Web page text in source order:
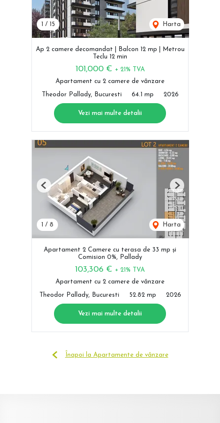
1 / 15 Harta
Ap 2 camere decomandat | Balcon 12 mp | Metrou
Teclu 12 min
101,000 € + 21% TVA
Apartament cu 2 camere de vânzare
Theodor Pallady, Bucuresti 64.1 mp 2026
Vezi mai multe detalii
1 / 8 Harta
Previous Next
Apartament 2 Camere cu terasa de 33 mp și
Comision 0%, Pallady
103,306 € + 21% TVA
Apartament cu 2 camere de vânzare
Theodor Pallady, Bucuresti 52.82 mp 2026
Vezi mai multe detalii
Înapoi la Apartamente de vânzare